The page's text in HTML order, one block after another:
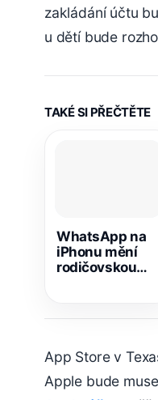
zakládání účtu
u dětí bude
TAKÉ SI PŘEČTĚTE
WhatsApp na
iPhonu mění
rodičovskou
App Store v
Apple bude